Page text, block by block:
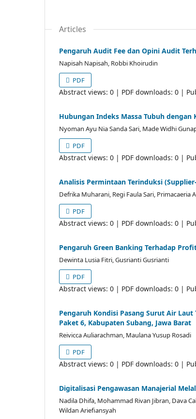
Articles
Pengaruh Audit Fee dan Opini Audit
Napisah Napisah, Robbi Khoirudin
PDF
Abstract views: 0 | PDF downloads: 0 |
Hubungan Indeks Massa Tubuh dengan
Nyoman Ayu Nia Sanda Sari, Made Widhi
PDF
Abstract views: 0 | PDF downloads: 0 |
Analisis Permintaan Terinduksi
Defrika Muharani, Regi Faula Sari, Primacaeria
PDF
Abstract views: 0 | PDF downloads: 0 |
Pengaruh Green Banking Terhadap
Dewinta Lusia Fitri, Gusrianti Gusrianti
PDF
Abstract views: 0 | PDF downloads: 0 |
Pengaruh Kondisi Pasang Surut Air
Paket 6, Kabupaten Subang, Jawa Barat
Reivicca Auliarachman, Maulana Yusup Rosadi
PDF
Abstract views: 0 | PDF downloads: 0 |
Digitalisasi Pengawasan Manajerial
Nadila Dhifa, Mohammad Rivan Jibran, Dava
Wildan Ariefiansyah